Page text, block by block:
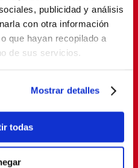
publicidad y análisis
con otra información
que hayan recopilado a
de sus servicios.
Mostrar detalles
todas